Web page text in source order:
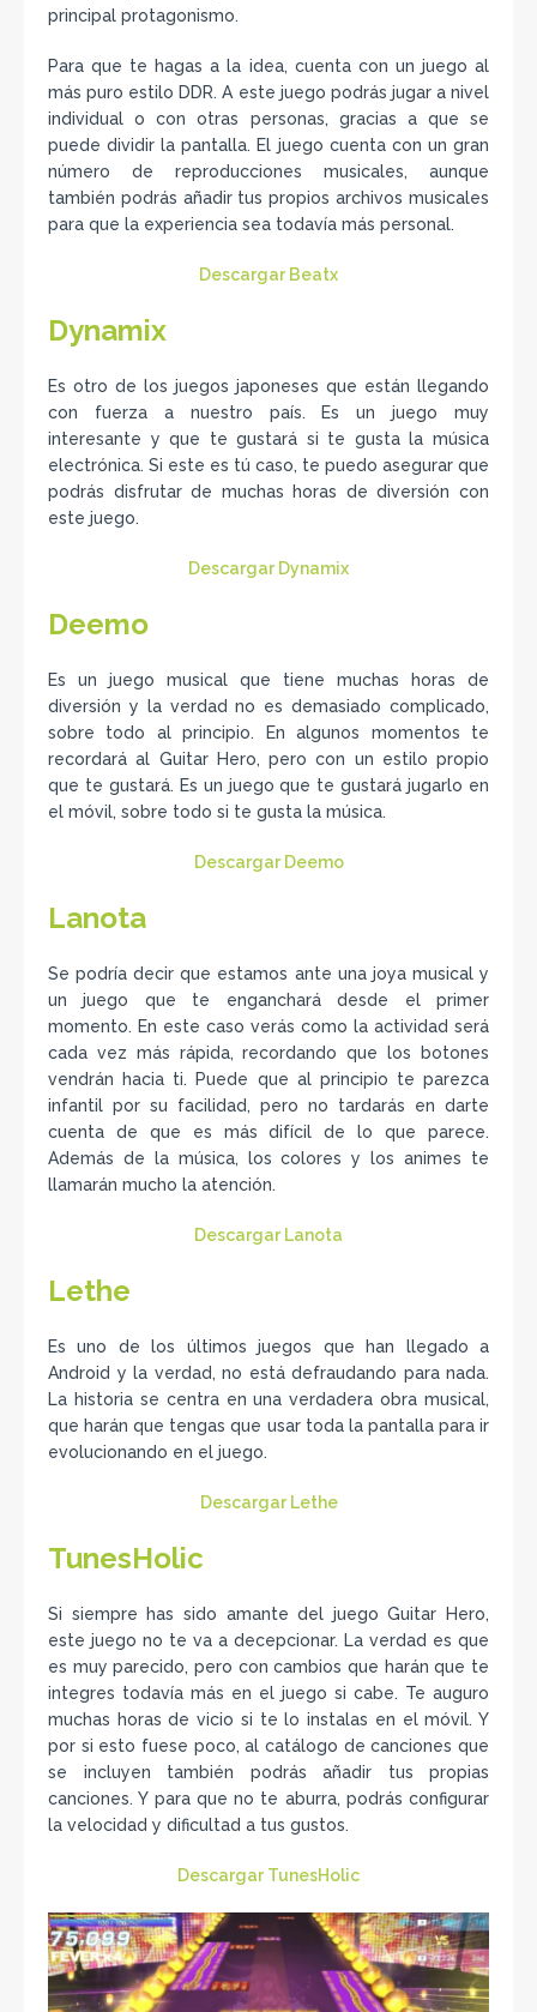
principal protagonismo.
Para que te hagas a la idea, cuenta con un juego al
más puro estilo DDR. A este juego podrás jugar a nivel
individual o con otras personas, gracias a que se
puede dividir la pantalla. El juego cuenta con un gran
número de reproducciones musicales, aunque
también podrás añadir tus propios archivos musicales
para que la experiencia sea todavía más personal.
Descargar Beatx
Dynamix
Es otro de los juegos japoneses que están llegando
con fuerza a nuestro país. Es un juego muy
interesante y que te gustará si te gusta la música
electrónica. Si este es tú caso, te puedo asegurar que
podrás disfrutar de muchas horas de diversión con
este juego.
Descargar Dynamix
Deemo
Es un juego musical que tiene muchas horas de
diversión y la verdad no es demasiado complicado,
sobre todo al principio. En algunos momentos te
recordará al Guitar Hero, pero con un estilo propio
que te gustará. Es un juego que te gustará jugarlo en
el móvil, sobre todo si te gusta la música.
Descargar Deemo
Lanota
Se podría decir que estamos ante una joya musical y
un juego que te enganchará desde el primer
momento. En este caso verás como la actividad será
cada vez más rápida, recordando que los botones
vendrán hacia ti. Puede que al principio te parezca
infantil por su facilidad, pero no tardarás en darte
cuenta de que es más difícil de lo que parece.
Además de la música, los colores y los animes te
llamarán mucho la atención.
Descargar Lanota
Lethe
Es uno de los últimos juegos que han llegado a
Android y la verdad, no está defraudando para nada.
La historia se centra en una verdadera obra musical,
que harán que tengas que usar toda la pantalla para ir
evolucionando en el juego.
Descargar Lethe
TunesHolic
Si siempre has sido amante del juego Guitar Hero,
este juego no te va a decepcionar. La verdad es que
es muy parecido, pero con cambios que harán que te
integres todavía más en el juego si cabe. Te auguro
muchas horas de vicio si te lo instalas en el móvil. Y
por si esto fuese poco, al catálogo de canciones que
se incluyen también podrás añadir tus propias
canciones. Y para que no te aburra, podrás configurar
la velocidad y dificultad a tus gustos.
Descargar TunesHolic